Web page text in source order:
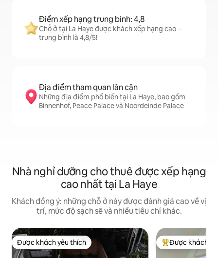
Điểm xếp hạng trung bình: 4,8
Chỗ ở tại La Haye được khách xếp hạng cao –
trung bình là 4,8/5!
Địa điểm tham quan lân cận
Những địa điểm phổ biến tại La Haye, bao gồm
Binnenhof, Peace Palace và Noordeinde Palace
Nhà nghỉ dưỡng cho thuê được xếp hạng
cao nhất tại La Haye
Khách đồng ý: những chỗ ở này được đánh giá cao về vị
trí, mức độ sạch sẽ và nhiều tiêu chí khác.
Được khách yêu thích
Được khách yêu thích Được khách yêu
Được khách